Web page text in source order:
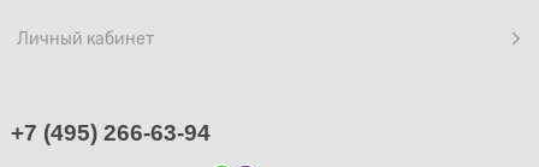
Личный кабинет
+7 (495) 266-63-94